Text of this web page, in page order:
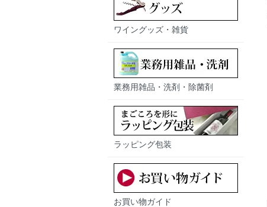
ワイングッズ・雑貨
業務用雑品・洗剤・除菌剤
ラッピング包装
お買い物ガイド